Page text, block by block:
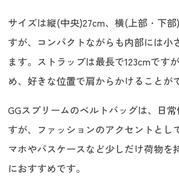
サイズは縦(中央)27cm、横(上部・下部
すが、コンパクトながらも内部には小
ます。ストラップは最長で123cmです
め、好きな位置で肩からかけることが
GGスプリームのベルトバッグは、日
すが、ファッションのアクセントとし
マホやパスケースなど少しだけ荷物を
におすすめです。